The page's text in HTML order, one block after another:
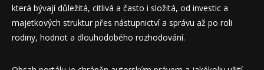
která bývají důležitá, citlivá a často i složitá, od investic a
majetkových struktur přes nástupnictví a správu až po roli
rodiny, hodnot a dlouhodobého rozhodování.